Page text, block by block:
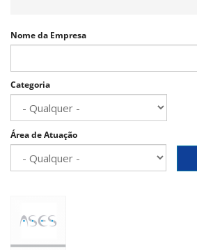
Nome da Empresa
Categoria
Área de Atuação